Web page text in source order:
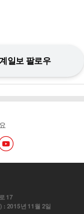
일보 팔로우
17
: 2015년 11월 2일